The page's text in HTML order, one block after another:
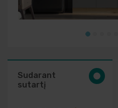
Sudarant
sutartį